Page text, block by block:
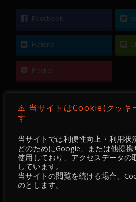
Facebook
Hatena
Pocket
←【 FX 】 GBPUSD ／ 15分
日 ～ 23日
【 DEVGRU Academy 】【
足 ／ 2021年03月23日 ～ 24日
⚠️ 当サイトはCookie(クッキ
す
当サイトでは利便性向上・利用状
どのためにGoogle、または他提
使用しており、アクセスデータの
しています。
当サイトの閲覧を続ける場合、
のとします。